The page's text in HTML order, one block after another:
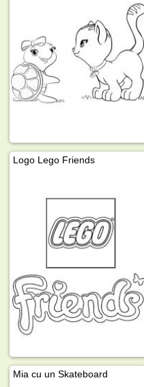
Logo Lego Friends
Mia cu un Skateboard